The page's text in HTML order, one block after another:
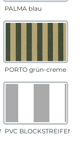
PALMA blau
PORTO grün-creme
rot
PVC BLOCKSTREIFEN